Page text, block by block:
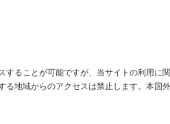
することが可能ですが、当サイトの利用
地域からのアクセスは禁止します。本